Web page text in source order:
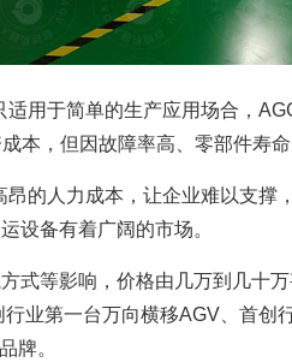
用于简单的生产应用场合，
本，但因故障率高、零部件寿命
的人力成本，让企业难以支
设备有着广阔的市场。
式等影响，价格由几万到几十
业第一台万向横移AGV、首
牌。